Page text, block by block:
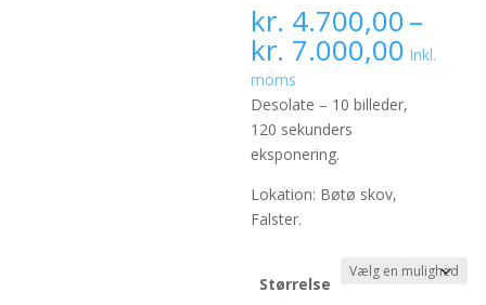
kr. 4.700,00–
kr. 7.000,00
kr.
til
kr.
Inkl.
moms
Desolate – 10 billeder,
120 sekunders
eksponering.
Lokation: Bøtø skov,
Falster.
Størrelse